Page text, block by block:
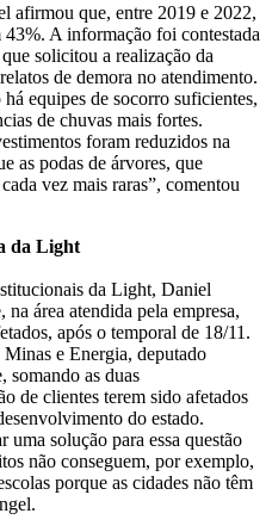
afirmou que, entre 2019 e 2022,
A informação foi contestada
solicitou a realização da
de demora no atendimento.
equipes de socorro suficientes,
de chuvas mais fortes.
foram reduzidos na
as podas de árvores, que
vez mais raras”, comentou
da Light
da Light, Daniel
área atendida pela empresa,
após o temporal de 18/11.
e Energia, deputado
as duas
de clientes terem sido afetados
do estado.
uma solução para essa questão
não conseguem, por exemplo,
porque as cidades não têm